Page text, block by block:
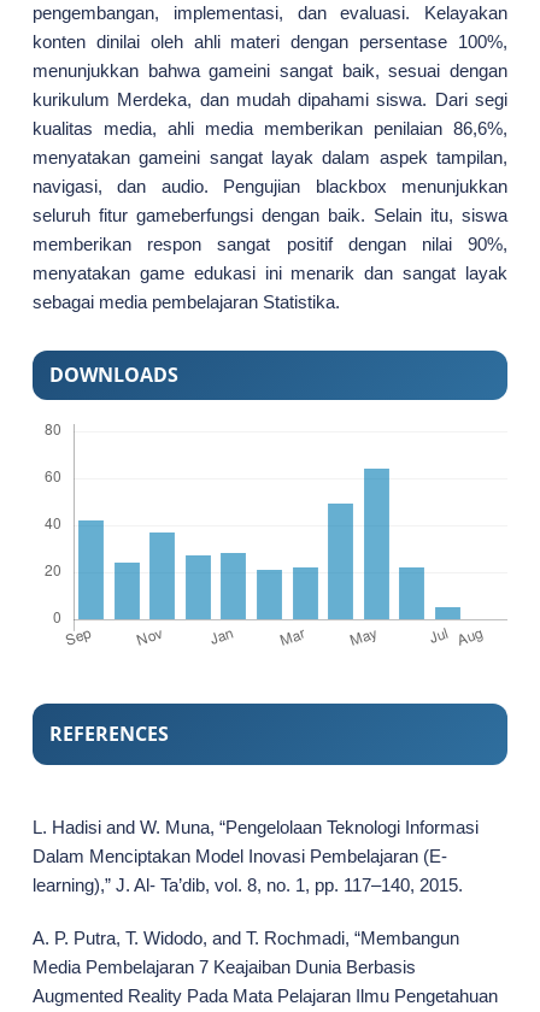
pengembangan, implementasi, dan evaluasi. Kelayakan
konten dinilai oleh ahli materi dengan persentase 100%,
menunjukkan bahwa gameini sangat baik, sesuai dengan
kurikulum Merdeka, dan mudah dipahami siswa. Dari segi
kualitas media, ahli media memberikan penilaian 86,6%,
menyatakan gameini sangat layak dalam aspek tampilan,
navigasi, dan audio. Pengujian blackbox menunjukkan
seluruh fitur gameberfungsi dengan baik. Selain itu, siswa
memberikan respon sangat positif dengan nilai 90%,
menyatakan game edukasi ini menarik dan sangat layak
sebagai media pembelajaran Statistika.
DOWNLOADS
REFERENCES
L. Hadisi and W. Muna, “Pengelolaan Teknologi Informasi
Dalam Menciptakan Model Inovasi Pembelajaran (E-
learning),” J. Al- Ta’dib, vol. 8, no. 1, pp. 117–140, 2015.
A. P. Putra, T. Widodo, and T. Rochmadi, “Membangun
Media Pembelajaran 7 Keajaiban Dunia Berbasis
Augmented Reality Pada Mata Pelajaran Ilmu Pengetahuan